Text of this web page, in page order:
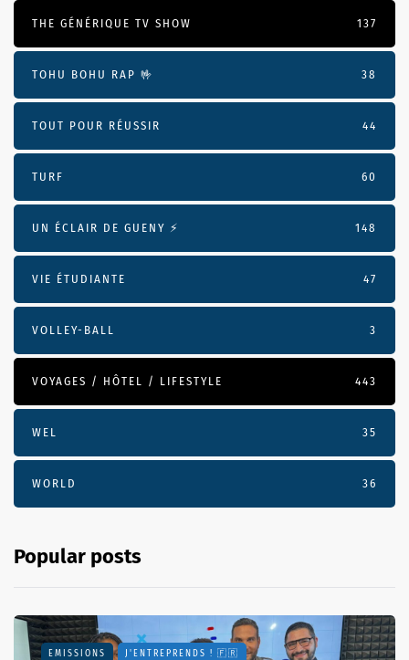
THE GÉNÉRIQUE TV SHOW 137
TOHU BOHU RAP 🤟 38
TOUT POUR RÉUSSIR 44
TURF 60
UN ÉCLAIR DE GUENY ⚡️ 148
VIE ÉTUDIANTE 47
VOLLEY-BALL 3
VOYAGES / HÔTEL / LIFESTYLE 443
WEL 35
WORLD 36
Popular posts
EMISSIONS J'ENTREPRENDS ! 🇫🇷